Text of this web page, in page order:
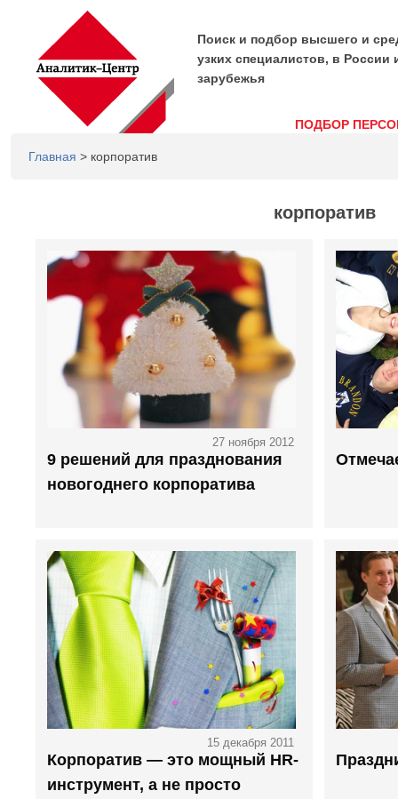
Поиск и подбор высшего и
узких специалистов, в России
зарубежья
ПОДБОР
Главная > корпоратив
корпоратив
27 ноября 2012
9 решений для празднования
новогоднего корпоратива
15 декабря 2011
Корпоратив — это мощный HR-
инструмент, а не просто